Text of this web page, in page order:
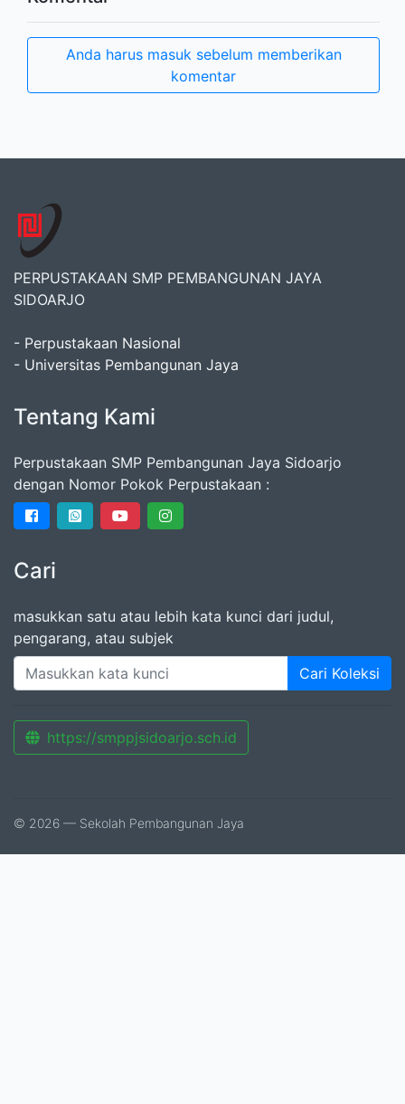
Anda harus masuk sebelum memberikan
komentar
PERPUSTAKAAN SMP PEMBANGUNAN JAYA
SIDOARJO
- Perpustakaan Nasional
- Universitas Pembangunan Jaya
Tentang Kami
Perpustakaan SMP Pembangunan Jaya Sidoarjo
dengan Nomor Pokok Perpustakaan :
Cari
masukkan satu atau lebih kata kunci dari judul,
pengarang, atau subjek
Cari Koleksi
https://smppjsidoarjo.sch.id
© 2026 — Sekolah Pembangunan Jaya